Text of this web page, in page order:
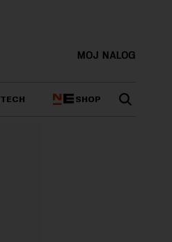
MOJ NALOG
TECH SHOP